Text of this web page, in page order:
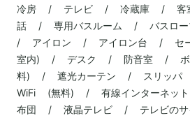
冷房 / テレビ / 冷蔵庫 / 客
話 / 専用バスルーム / バスロー
/ アイロン / アイロン台 / セー
室内) / デスク / 防音室 / ボト
料) / 遮光カーテン / スリッパ
WiFi (無料) / 有線インターネッ
布団 / 液晶テレビ / テレビ